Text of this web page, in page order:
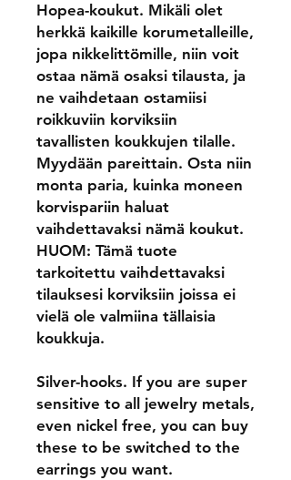
Hopea-koukut. Mikäli olet
herkkä kaikille korumetalleille,
jopa nikkelittömille, niin voit
ostaa nämä osaksi tilausta, ja
ne vaihdetaan ostamiisi
roikkuviin korviksiin
tavallisten koukkujen tilalle.
Myydään pareittain. Osta niin
monta paria, kuinka moneen
korvispariin haluat
vaihdettavaksi nämä koukut.
HUOM: Tämä tuote
tarkoitettu vaihdettavaksi
tilauksesi korviksiin joissa ei
vielä ole valmiina tällaisia
koukkuja.
Silver-hooks. If you are super
sensitive to all jewelry metals,
even nickel free, you can buy
these to be switched to the
earrings you want.